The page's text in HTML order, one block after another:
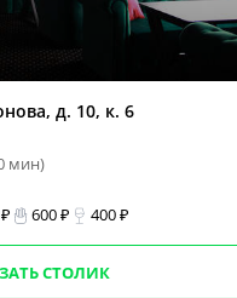
д. 10, к. 6
мин)
600 ₽ 400 ₽
СТОЛИК